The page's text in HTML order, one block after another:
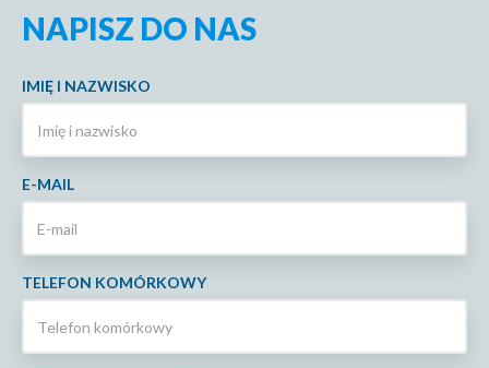
NAPISZ DO NAS
IMIĘ I NAZWISKO
E-MAIL
TELEFON KOMÓRKOWY